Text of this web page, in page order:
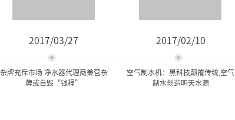
2017/03/27
杂牌充斥市场 净水器代理商兼营杂
牌或自毁“钱程”
2017/02/10
空气制水机：黑科技颠覆传统,空气
制水创造明天水源